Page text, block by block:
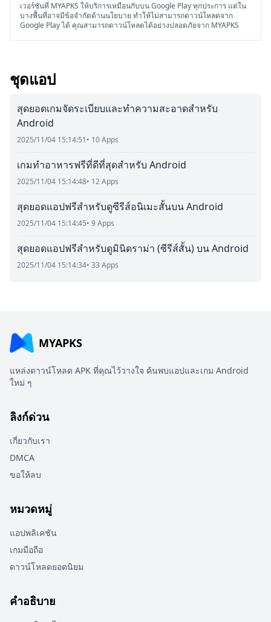
เวอร์ชันที่ MYAPKS ให้บริการเหมือนกับบน Google Play ทุกประการ แต่ใน
บางพื้นที่อาจมีข้อจำกัดด้านนโยบาย ทำให้ไม่สามารถดาวน์โหลดจาก
Google Play ได้ คุณสามารถดาวน์โหลดได้อย่างปลอดภัยจาก MYAPKS
ชุดแอป
สุดยอดเกมจัดระเบียบและทำความสะอาดสำหรับ
Android
2025/11/04 15:14:51• 10 Apps
เกมทำอาหารฟรีที่ดีที่สุดสำหรับ Android
2025/11/04 15:14:48• 12 Apps
สุดยอดแอปฟรีสำหรับดูซีรีส์อนิเมะสั้นบน Android
2025/11/04 15:14:45• 9 Apps
สุดยอดแอปฟรีสำหรับดูมินิดราม่า (ซีรีส์สั้น) บน Android
2025/11/04 15:14:34• 33 Apps
MYAPKS
แหล่งดาวน์โหลด APK ที่คุณไว้วางใจ ค้นพบแอปและเกม Android
ใหม่ ๆ
ลิงก์ด่วน
เกี่ยวกับเรา
DMCA
ขอให้ลบ
หมวดหมู่
แอปพลิเคชัน
เกมมือถือ
ดาวน์โหลดยอดนิยม
คำอธิบาย